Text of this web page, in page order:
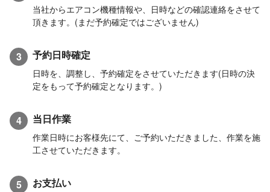
当社からエアコン機種情報や、日時などの確認連絡をさせて
頂きます。(まだ予約確定ではございません)
3 予約日時確定
日時を、調整し、予約確定をさせていただきます(日時の決
定をもって予約確定となります。)
4 当日作業
作業日時にお客様先にて、ご予約いただきました、作業を施
工させていただきます。
5 お支払い